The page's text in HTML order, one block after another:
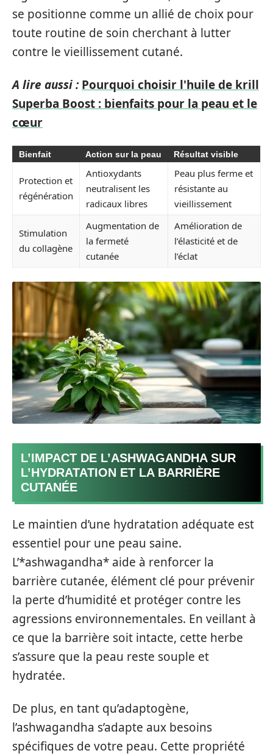
se positionne comme un allié de choix pour
toute routine de soin cherchant à lutter
contre le vieillissement cutané.
A lire aussi : Pourquoi choisir l'huile de krill
Superba Boost : bienfaits pour la peau et le
cœur
Bienfait Action sur la peau Résultat visible
Protection et
régénération
Antioxydants
neutralisent les
radicaux libres
Peau plus ferme et
résistante au
vieillissement
Stimulation
du collagène
Augmentation de
la fermeté
cutanée
Amélioration de
l’élasticité et de
l’éclat
L’IMPACT DE L’ASHWAGANDHA SUR
L’HYDRATATION ET LA BARRIÈRE
CUTANÉE
Le maintien d’une hydratation adéquate est
essentiel pour une peau saine.
L’*ashwagandha* aide à renforcer la
barrière cutanée, élément clé pour prévenir
la perte d’humidité et protéger contre les
agressions environnementales. En veillant à
ce que la barrière soit intacte, cette herbe
s’assure que la peau reste souple et
hydratée.
De plus, en tant qu’adaptogène,
l’ashwagandha s’adapte aux besoins
spécifiques de votre peau. Cette propriété